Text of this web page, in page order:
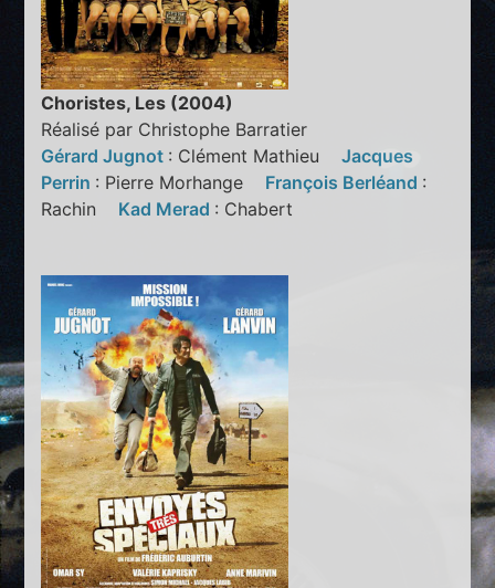
Choristes, Les (2004)
Réalisé par Christophe Barratier
Gérard Jugnot : Clément MathieuJacques
Perrin : Pierre Morhange François Berléand :
Rachin Kad Merad : Chabert